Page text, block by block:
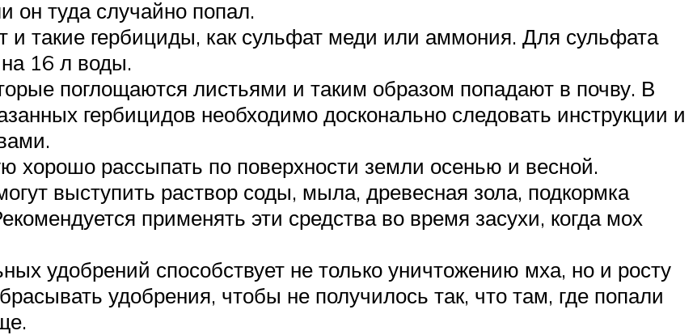
он туда случайно попал.
и такие гербициды, как сульфат меди или аммония. Для сульфата
16 л воды.
поглощаются листьями и таким образом попадают в почву. В
гербицидов необходимо досконально следовать инструкции и
хорошо рассыпать по поверхности земли осенью и весной.
выступить раствор соды, мыла, древесная зола, подкормка
применять эти средства во время засухи, когда мох
удобрений способствует не только уничтожению мха, но и росту
удобрения, чтобы не получилось так, что там, где попали